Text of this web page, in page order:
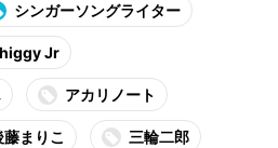
シンガーソングライター
Jr
アカリノート
藤まりこ 三輪二郎